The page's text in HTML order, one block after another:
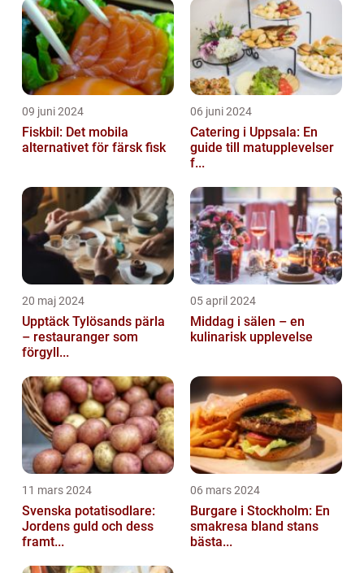
09 juni 2024
Fiskbil: Det mobila
alternativet för färsk fisk
06 juni 2024
Catering i Uppsala: En
guide till matupplevelser
f...
20 maj 2024
Upptäck Tylösands pärla
– restauranger som
förgyll...
05 april 2024
Middag i sälen – en
kulinarisk upplevelse
11 mars 2024
Svenska potatisodlare:
Jordens guld och dess
framt...
06 mars 2024
Burgare i Stockholm: En
smakresa bland stans
bästa...